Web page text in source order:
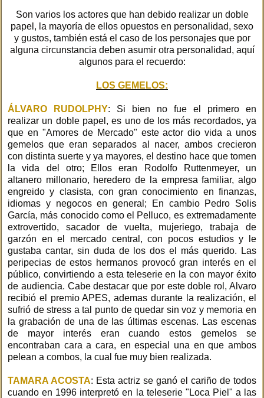
Son varios los actores que han debido realizar un doble
papel, la mayoría de ellos opuestos en personalidad, sexo
y gustos, también está el caso de los personajes que por
alguna circunstancia deben asumir otra personalidad, aquí
algunos para el recuerdo:
LOS GEMELOS:
ÁLVARO RUDOLPHY: Si bien no fue el primero en
realizar un doble papel, es uno de los más recordados, ya
que en "Amores de Mercado" este actor dio vida a unos
gemelos que eran separados al nacer, ambos crecieron
con distinta suerte y ya mayores, el destino hace que tomen
la vida del otro; Ellos eran Rodolfo Ruttenmeyer, un
altanero millonario, heredero de la empresa familiar, algo
engreido y clasista, con gran conocimiento en finanzas,
idiomas y negocos en general; En cambio Pedro Solis
García, más conocido como el Pelluco, es extremadamente
extrovertido, sacador de vuelta, mujeriego, trabaja de
garzón en el mercado central, con pocos estudios y le
gustaba cantar, sin duda de los dos el más querido. Las
peripecias de estos hermanos provocó gran interés en el
público, convirtiendo a esta teleserie en la con mayor éxito
de audiencia. Cabe destacar que por este doble rol, Alvaro
recibió el premio APES, ademas durante la realización, el
sufrió de stress a tal punto de quedar sin voz y memoria en
la grabación de una de las últimas escenas. Las escenas
de mayor interés eran cuando estos gemelos se
encontraban cara a cara, en especial una en que ambos
pelean a combos, la cual fue muy bien realizada.
TAMARA ACOSTA: Esta actriz se ganó el cariño de todos
cuando en 1996 interpretó en la teleserie "Loca Piel" a las